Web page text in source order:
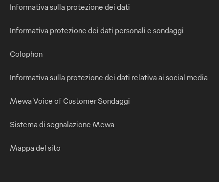
Informativa sulla protezione dei dati
Informativa protezione dei dati personali e sondaggi
Colophon
Informativa sulla protezione dei dati relativa ai social media
Mewa Voice of Customer Sondaggi
Sistema di segnalazione Mewa
Mappa del sito